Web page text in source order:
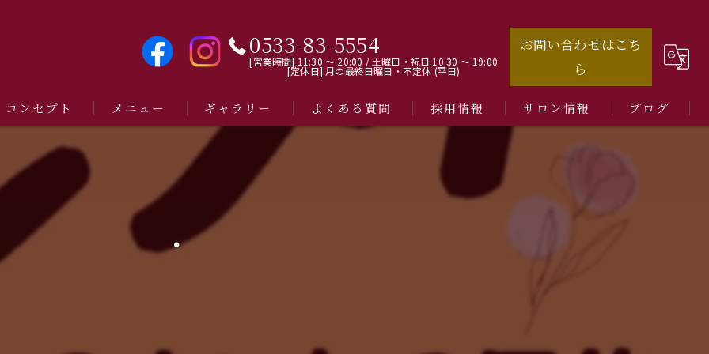
0533-83-5554
[営業時間] 11:30 〜 20:00 / 土曜日・祝日 10:30 ～ 19:00
[定休日] 月の最終日曜日・不定休 (平日)
お問い合わせはこち
ら
コンセプト メニュー ギャラリー よくある質問 採用情報 サロン情報 ブログ
・